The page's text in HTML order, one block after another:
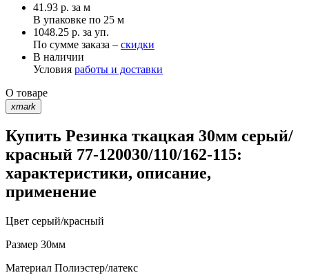
41.93 р. за м
В упаковке по 25 м
1048.25 р. за уп.
По сумме заказа – скидки
В наличии
Условия работы и доставки
О товаре
xmark
Купить Резинка ткацкая 30мм серый/
красный 77-120030/110/162-115:
характеристики, описание,
применение
Цвет серый/красный
Размер 30мм
Материал Полиэстер/латекс